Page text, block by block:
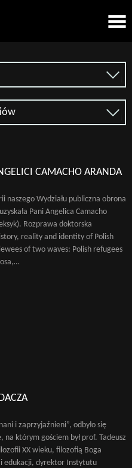
CAMACHO ARANDA
naszego Wydziału publiczna obrona
Pani Angelica Camacho
Rozprawa doktorska
reality and identity of Polish
of two waves: Polish refugees
i zaprzyjaźnieni”, odbyło się
którym gościem był prof. Tadeusz
XX wieku, filozofią Boga
edukacji, dyrektor Instytutu